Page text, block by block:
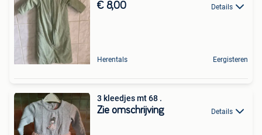
€ 8,00 Details
Herentals Eergisteren
3 kleedjes mt 68 .
Zie omschrijving Details